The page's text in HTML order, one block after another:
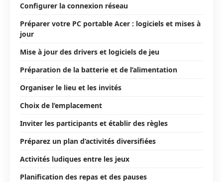
Configurer la connexion réseau
Préparer votre PC portable Acer : logiciels et mises à
jour
Mise à jour des drivers et logiciels de jeu
Préparation de la batterie et de l’alimentation
Organiser le lieu et les invités
Choix de l’emplacement
Inviter les participants et établir des règles
Préparez un plan d’activités diversifiées
Activités ludiques entre les jeux
Planification des repas et des pauses